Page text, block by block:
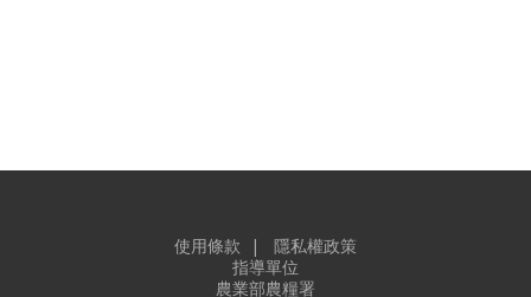
使用條款 | 隱私權政策
指導單位
農業部農糧署